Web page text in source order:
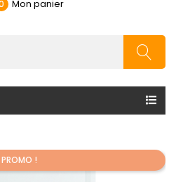
Mon panier
PROMO !